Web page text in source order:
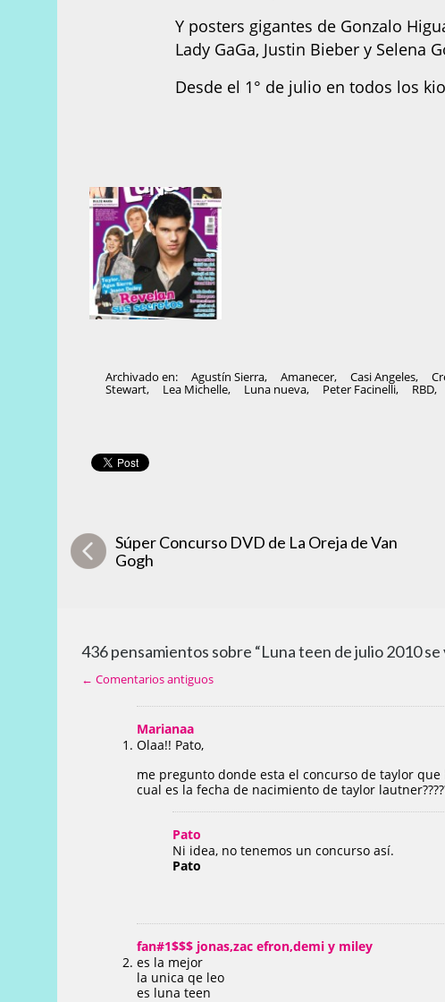
Y posters gigantes de Gonzalo
Lady GaGa, Justin Bieber y Selena
Desde el 1° de julio en todos los
Archivado en: Agustín Sierra, Amanecer, Casi Angeles,
Stewart, Lea Michelle, Luna nueva, Peter Facinelli, RBD,
Súper Concurso DVD de La Oreja de Van
Gogh
436 pensamientos sobre “Luna teen de julio 2010
← Comentarios antiguos
Marianaa
Olaa!! Pato,
me pregunto donde esta el concurso de taylor
cual es la fecha de nacimiento de taylor
Pato
Ni idea, no tenemos un concurso así.
Pato
fan#1$$$ jonas,zac efron,demi y miley
es la mejor
la unica qe leo
es luna teen